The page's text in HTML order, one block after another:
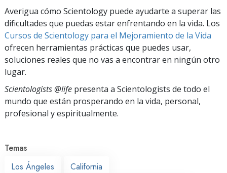
Averigua cómo Scientology puede ayudarte a superar las
dificultades que puedas estar enfrentando en la vida. Los
Cursos de Scientology para el Mejoramiento de la Vida
ofrecen herramientas prácticas que puedes usar,
soluciones reales que no vas a encontrar en ningún otro
lugar.
Scientologists @life presenta a Scientologists de todo el
mundo que están prosperando en la vida, personal,
profesional y espiritualmente.
Temas
Los Ángeles
California